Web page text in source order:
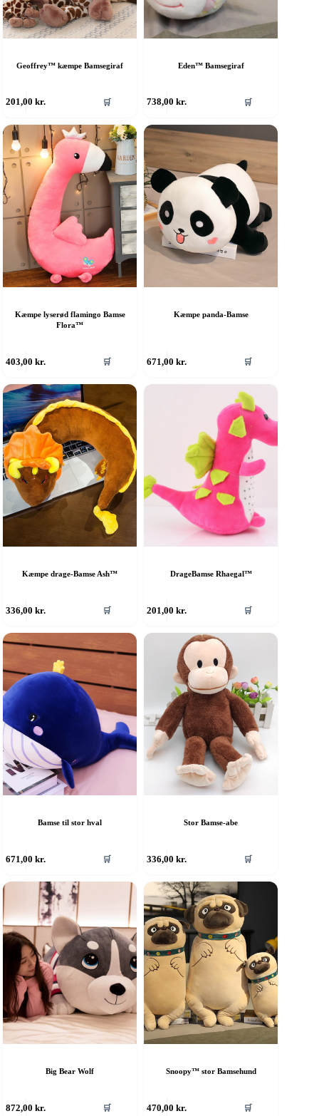
Geoffrey™ kæmpe Bamsegiraf
201,00kr. 🛒
Eden™ Bamsegiraf
738,00kr. 🛒
Kæmpe lyserød flamingo Bamse
Flora™
403,00kr. 🛒
Kæmpe panda-Bamse
671,00kr. 🛒
Kæmpe drage-Bamse Ash™
336,00kr. 🛒
DrageBamse Rhaegal™
201,00kr. 🛒
Bamse til stor hval
671,00kr. 🛒
Stor Bamse-abe
336,00kr. 🛒
Big Bear Wolf
872,00kr. 🛒
Snoopy™ stor Bamsehund
470,00kr. 🛒